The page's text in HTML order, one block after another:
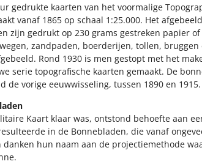
gedrukte kaarten van het voormalige
vanaf 1865 op schaal 1:25.000. Het
zijn gedrukt op 230 grams gestreken papier
zandpaden, boerderijen, tollen, bruggen
Rond 1930 is men gestopt met het
serie topografische kaarten gemaakt. De
de vorige eeuwwisseling, tussen 1890 en 1915.
Kaart klaar was, ontstond behoefte aan
in de Bonnebladen, die vanaf
hun naam aan de projectiemethode